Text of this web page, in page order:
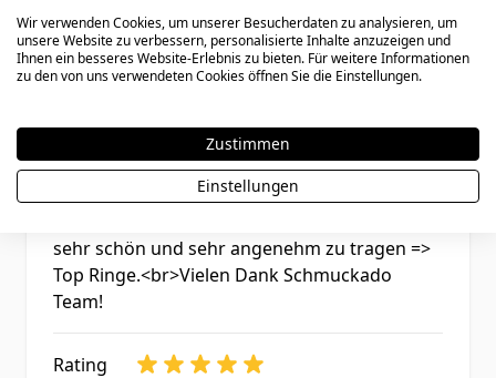
Kundenqualität
Bewertung vonJessico 31. März 2014
31.03.14
Haben diese Ringe vor kurzer Zeit bestellt,
seiner Fassung, aber der Damenring wurde
ohne Beanstandungen ersetzt. => Top
Kundenqualität<br>Lieferung kam sehr
sehr schön und sehr angenehm zu tragen =>
Top Ringe.<br>Vielen Dank Schmuckado
Team!
Rating
Wir verwenden Cookies, um unserer Besucherdaten zu analysieren, um
unsere Website zu verbessern, personalisierte Inhalte anzuzeigen und
Ihnen ein besseres Website-Erlebnis zu bieten. Für weitere Informationen
zu den von uns verwendeten Cookies öffnen Sie die Einstellungen.
Zustimmen
Einstellungen